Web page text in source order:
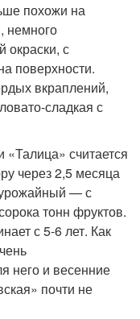
похожи на
немного
окраски, с
поверхности.
вкраплений,
сладкая с
считается
через 2,5 месяца
урожайный — с
тонн фруктов.
с 5-6 лет. Как
него и весенние
почти не